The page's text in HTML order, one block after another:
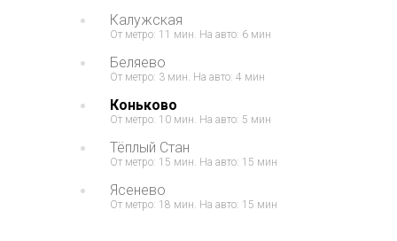
Калужская
От метро: 11 мин. На авто: 6 мин
Беляево
От метро: 3 мин. На авто: 4 мин
Коньково
От метро: 10 мин. На авто: 5 мин
Тёплый Стан
От метро: 15 мин. На авто: 15 мин
Ясенево
От метро: 18 мин. На авто: 15 мин